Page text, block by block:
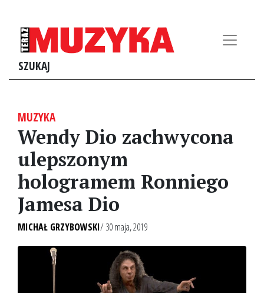
SZUKAJ
MUZYKA
Wendy Dio zachwycona
ulepszonym
hologramem Ronniego
Jamesa Dio
MICHAŁ GRZYBOWSKI/ 30 maja, 2019